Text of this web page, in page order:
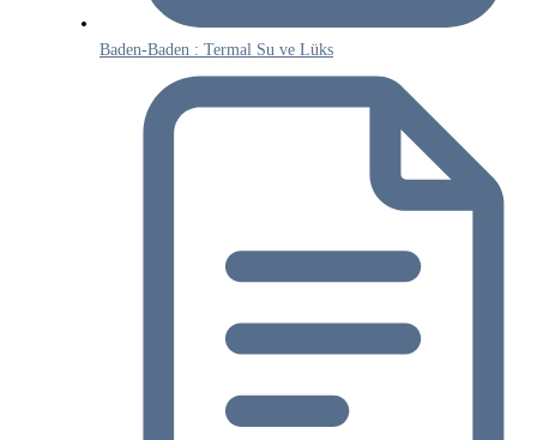
Baden-Baden : Termal Su ve Lüks